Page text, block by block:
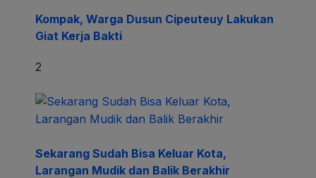
Kompak, Warga Dusun Cipeuteuy Lakukan
Giat Kerja Bakti
2
Sekarang Sudah Bisa Keluar Kota,
Larangan Mudik dan Balik Berakhir